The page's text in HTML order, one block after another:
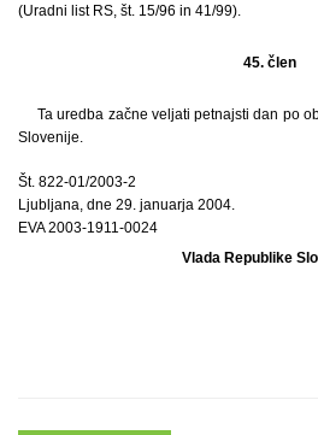
(Uradni list RS, št. 15/96 in 41/99).
45. člen
Ta uredba začne veljati petnajsti dan po
Slovenije.
Št. 822-01/2003-2
Ljubljana, dne 29. januarja 2004.
EVA 2003-1911-0024
Vlada Republike